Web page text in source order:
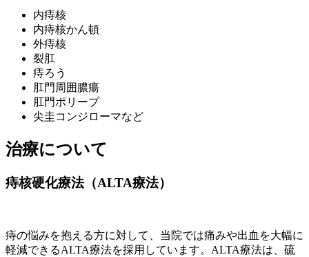
内痔核
内痔核かん頓
外痔核
裂肛
痔ろう
肛門周囲膿瘍
肛門ポリープ
尖圭コンジローマなど
治療について
痔核硬化療法（ALTA療法）
痔の悩みを抱える方に対して、当院では痛みや出血を大幅に
軽減できるALTA療法を採用しています。ALTA療法は、硫